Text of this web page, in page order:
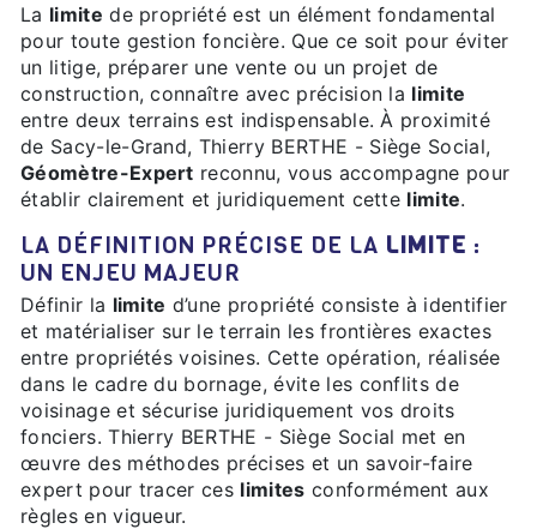
La limite de propriété est un élément fondamental
pour toute gestion foncière. Que ce soit pour éviter
un litige, préparer une vente ou un projet de
construction, connaître avec précision la limite
entre deux terrains est indispensable. À proximité
de Sacy-le-Grand, Thierry BERTHE - Siège Social,
Géomètre-Expert reconnu, vous accompagne pour
établir clairement et juridiquement cette limite.
LA DÉFINITION PRÉCISE DE LA LIMITE :
UN ENJEU MAJEUR
Définir la limite d’une propriété consiste à identifier
et matérialiser sur le terrain les frontières exactes
entre propriétés voisines. Cette opération, réalisée
dans le cadre du bornage, évite les conflits de
voisinage et sécurise juridiquement vos droits
fonciers. Thierry BERTHE - Siège Social met en
œuvre des méthodes précises et un savoir-faire
expert pour tracer ces limites conformément aux
règles en vigueur.